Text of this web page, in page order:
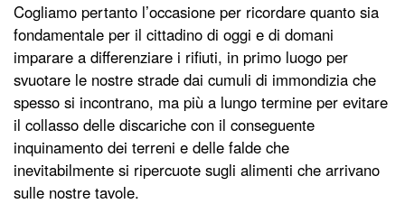
Cogliamo pertanto l’occasione per ricordare quanto sia
fondamentale per il cittadino di oggi e di domani
imparare a differenziare i rifiuti, in primo luogo per
svuotare le nostre strade dai cumuli di immondizia che
spesso si incontrano, ma più a lungo termine per evitare
il collasso delle discariche con il conseguente
inquinamento dei terreni e delle falde che
inevitabilmente si ripercuote sugli alimenti che arrivano
sulle nostre tavole.